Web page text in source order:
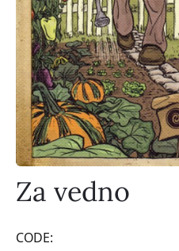
Za vedno
CODE: